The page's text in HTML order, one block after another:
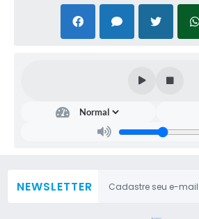
NEWSLETTER